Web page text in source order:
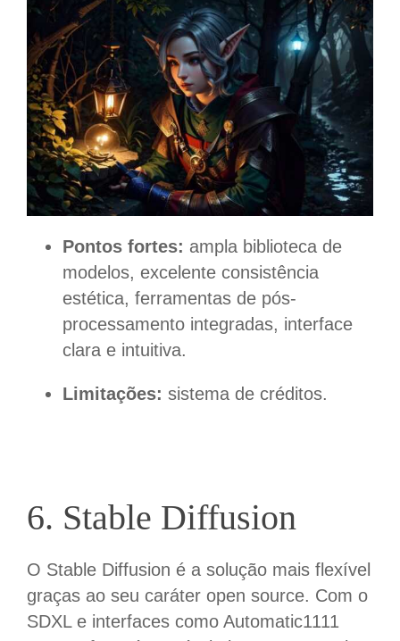
Pontos fortes: ampla biblioteca de
modelos, excelente consistência
estética, ferramentas de pós-
processamento integradas, interface
clara e intuitiva.
Limitações: sistema de créditos.
6. Stable Diffusion
O Stable Diffusion é a solução mais flexível
graças ao seu caráter open source. Com o
SDXL e interfaces como Automatic1111